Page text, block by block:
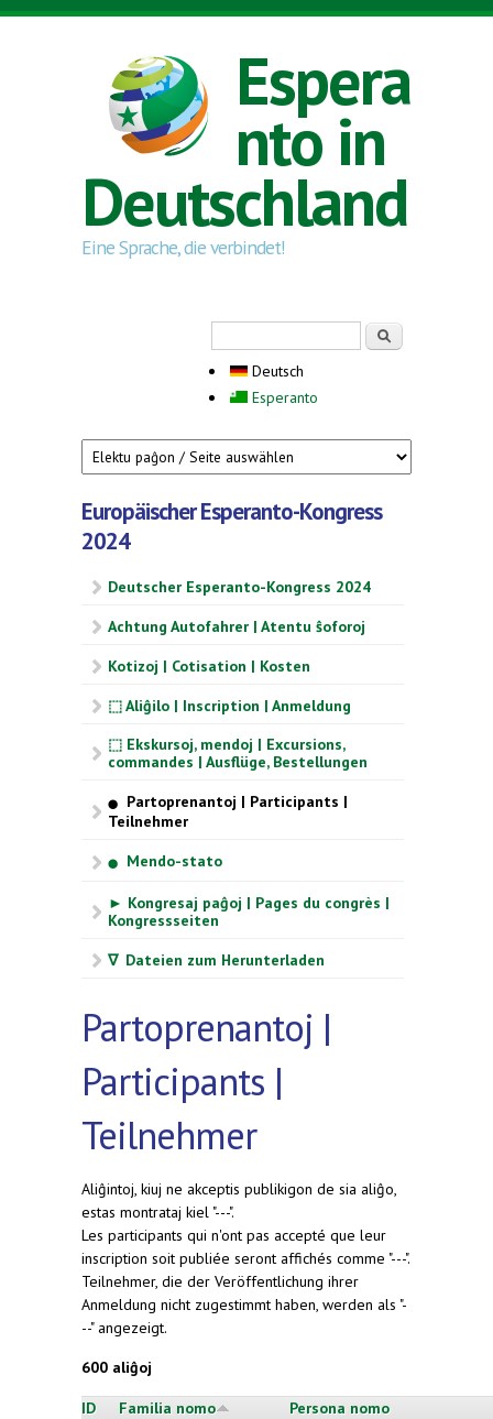
Direkt zum Inhalt
Espera
nto in
Deutschland
Eine Sprache, die verbindet!
Deutsch
Esperanto
Europäischer Esperanto-Kongress
2024
Deutscher Esperanto-Kongress 2024
Achtung Autofahrer | Atentu ŝoforoj
Kotizoj | Cotisation | Kosten
⬚ Aliĝilo | Inscription | Anmeldung
⬚ Ekskursoj, mendoj | Excursions,
commandes | Ausflüge, Bestellungen
⬤
Partoprenantoj | Participants |
Teilnehmer
⬤ Mendo-stato
► Kongresaj paĝoj | Pages du congrès |
Kongressseiten
∇ Dateien zum Herunterladen
Partoprenantoj |
Participants |
Teilnehmer
Aliĝintoj, kiuj ne akceptis publikigon de sia aliĝo,
estas montrataj kiel "---".
Les participants qui n'ont pas accepté que leur
inscription soit publiée seront affichés comme "---".
Teilnehmer, die der Veröffentlichung ihrer
Anmeldung nicht zugestimmt haben, werden als "-
--" angezeigt.
600 aliĝoj
ID Familia nomo
Persona nomo